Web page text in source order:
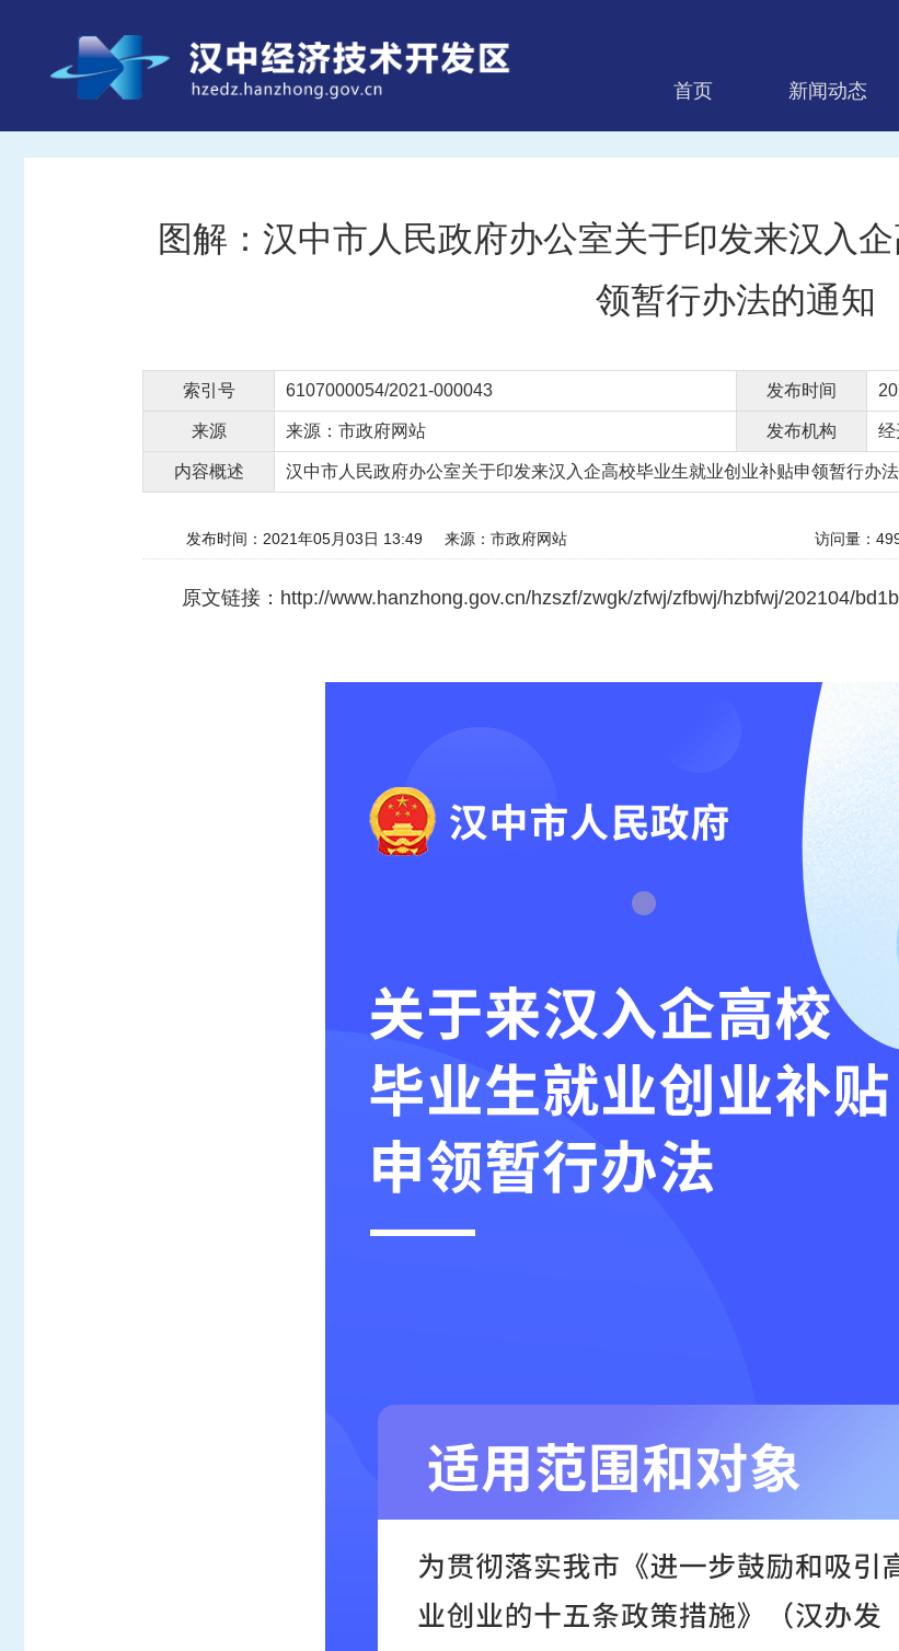
首页 新闻动态
图解：汉中市人民政府办公室关于印发来汉入
领暂行办法的通知
索引号 6107000054/2021-000043 发布时间
来源 来源：市政府网站 发布机构 经
内容概述 汉中市人民政府办公室关于印发来汉入企高校毕业生就业创业补贴申领暂行办
发布时间：2021年05月03日 13:49 来源：市政府网站 访问量：
原文链接： http://www.hanzhong.gov.cn/hzszf/zwgk/zfwj/zfbwj/hzbfwj/202104/